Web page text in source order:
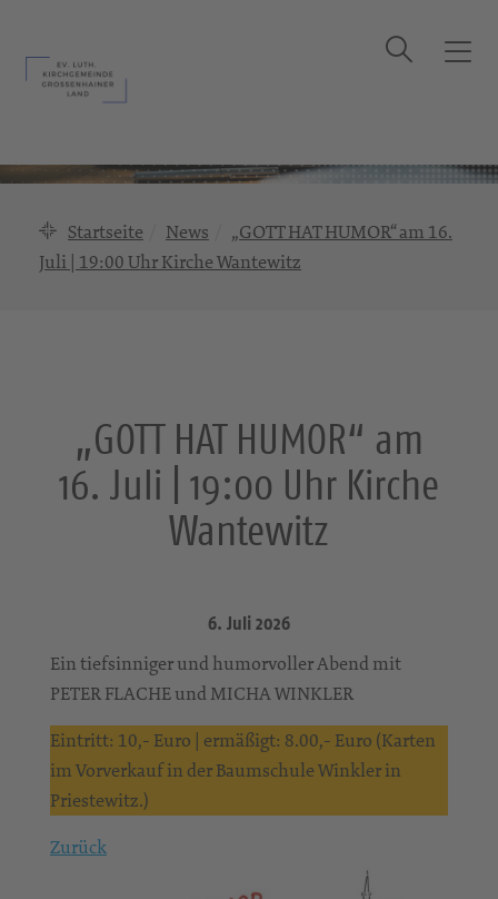
T
l
Suche
Startseite News
„GOTT HAT HUMOR“ am 16.
Juli | 19:00 Uhr Kirche Wantewitz
„GOTT HAT HUMOR“ am
16. Juli | 19:00 Uhr Kirche
Wantewitz
6. Juli 2026
Ein tiefsinniger und humorvoller Abend mit
PETER FLACHE und MICHA WINKLER
Eintritt: 10,- Euro | ermäßigt: 8.00,- Euro (Karten
im Vorverkauf in der Baumschule Winkler in
Priestewitz.)
Zurück